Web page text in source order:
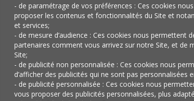
- de paramétrage de vos préférences : Ces cookies
proposer les contenus et fonctionnalités du Site et
et services;
- de mesure d’audience : Ces cookies nous permettent
partenaires comment vous arrivez sur notre Site, et de
Site;
- de publicité non personnalisée : Ces cookies nous
d’afficher des publicités qui ne sont pas personnalisées
- de publicité personnalisée : Ces cookies nous
vous proposer des publicités personnalisées, plus